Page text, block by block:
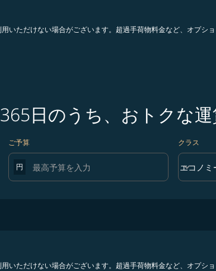
ただけない場合がございます。超過手荷物料金など、オプシ
日のうち、おトクな
ご予算
円
クラス
クラス
エコノミ
keyboard_arrow_down
ただけない場合がございます。超過手荷物料金など、オプシ